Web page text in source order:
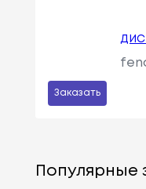
Заказать
Популярные